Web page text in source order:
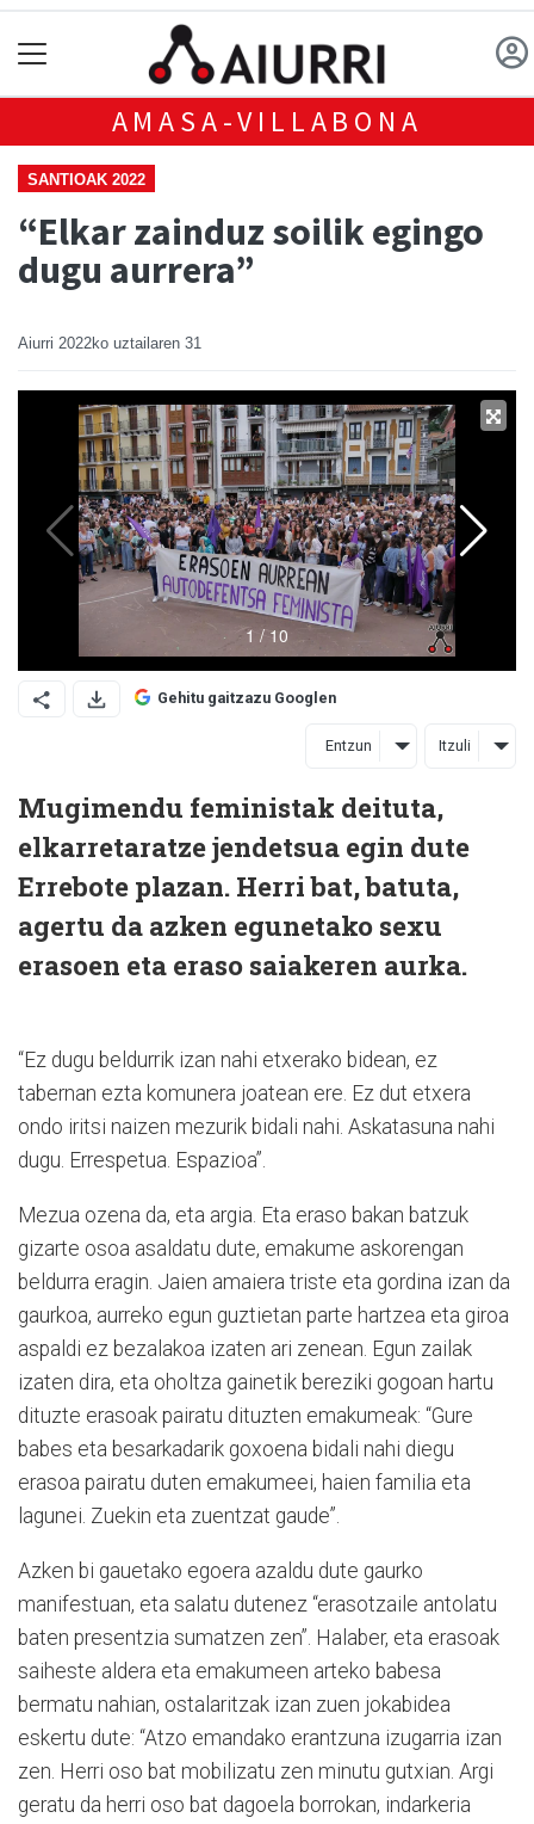
AMASA-VILLABONA
SANTIOAK 2022
“Elkar zainduz soilik egingo
dugu aurrera”
Aiurri 2022ko uztailaren 31
Gehitu gaitzazu Googlen
Entzun Itzuli
Mugimendu feministak deituta,
elkarretaratze jendetsua egin dute
Errebote plazan. Herri bat, batuta,
agertu da azken egunetako sexu
erasoen eta eraso saiakeren aurka.
“Ez dugu beldurrik izan nahi etxerako bidean, ez
tabernan ezta komunera joatean ere. Ez dut etxera
ondo iritsi naizen mezurik bidali nahi. Askatasuna nahi
dugu. Errespetua. Espazioa”.
Mezua ozena da, eta argia. Eta eraso bakan batzuk
gizarte osoa asaldatu dute, emakume askorengan
beldurra eragin. Jaien amaiera triste eta gordina izan da
gaurkoa, aurreko egun guztietan parte hartzea eta giroa
aspaldi ez bezalakoa izaten ari zenean. Egun zailak
izaten dira, eta oholtza gainetik bereziki gogoan hartu
dituzte erasoak pairatu dituzten emakumeak: “Gure
babes eta besarkadarik goxoena bidali nahi diegu
erasoa pairatu duten emakumeei, haien familia eta
lagunei. Zuekin eta zuentzat gaude”.
Azken bi gauetako egoera azaldu dute gaurko
manifestuan, eta salatu dutenez “erasotzaile antolatu
baten presentzia sumatzen zen”. Halaber, eta erasoak
saiheste aldera eta emakumeen arteko babesa
bermatu nahian, ostalaritzak izan zuen jokabidea
eskertu dute: “Atzo emandako erantzuna izugarria izan
zen. Herri oso bat mobilizatu zen minutu gutxian. Argi
geratu da herri oso bat dagoela borrokan, indarkeria